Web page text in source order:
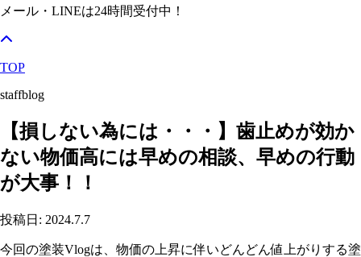
メール・LINEは24時間受付中！
TOP
staffblog
【損しない為には・・・】歯止めが効か
ない物価高には早めの相談、早めの行動
が大事！！
投稿日: 2024.7.7
今回の塗装Vlogは、物価の上昇に伴いどんどん値上がりする塗